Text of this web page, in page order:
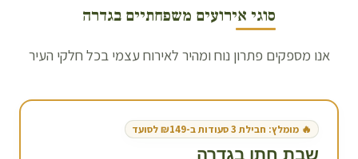
סוגי אירועים משפחתיים בגדרה
אנו מספקים פתרון נוח ומהיר לאירוח עצמי בכל חלקי העיר
🔥 מומלץ: חבילת 3 סעודות ב-₪149 לסועד
שבת חתן בגדרה